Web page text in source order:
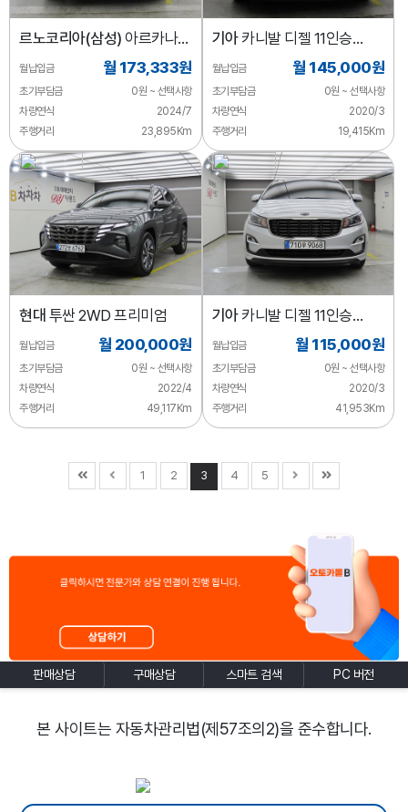
르노코리아(삼성) 아르카나
1.6 GTe E-TECH 테크노
월납입금 월 173,333원
초기부담금
0원 ~ 선택사항
차량연식
2024/7
주행거리
23,895Km
기아카니발 디젤 11인승
디럭스
월납입금 월 145,000원
초기부담금
0원 ~ 선택사항
차량연식
2020/3
주행거리
19,415Km
현대 투싼 2WD 프리미엄
월납입금 월 200,000원
초기부담금
0원 ~ 선택사항
차량연식
2022/4
주행거리
49,117Km
기아카니발 디젤 11인승
디럭스
월납입금 월 115,000원
초기부담금
0원 ~ 선택사항
차량연식
2020/3
주행거리
41,953Km
1 2 3 4 5
판매상담 구매상담 스마트 검색 PC 버전
본 사이트는 자동차관리법(제57조의2)을 준수합니다.